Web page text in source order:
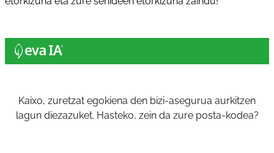
Kaixo, zuretzat egokiena den bizi-asegurua aurkitzen
lagun diezazuket. Hasteko, zein da zure posta-kodea?